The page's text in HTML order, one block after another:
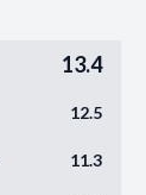
13.4
12.5
11.3